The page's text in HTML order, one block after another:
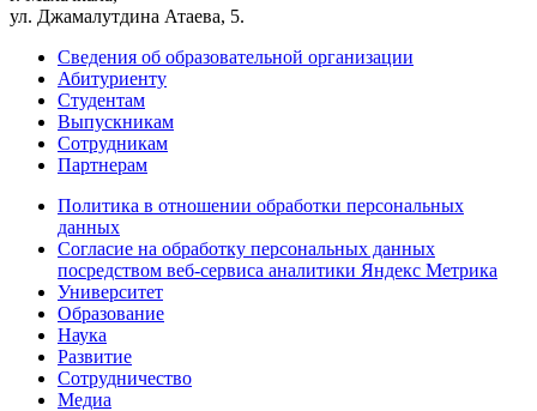
ул. Джамалутдина Атаева, 5.
Сведения об образовательной организации
Абитуриенту
Студентам
Выпускникам
Сотрудникам
Партнерам
Политика в отношении обработки персональных
данных
Согласие на обработку персональных данных
посредством веб-сервиса аналитики Яндекс Метрика
Университет
Образование
Наука
Развитие
Сотрудничество
Медиа